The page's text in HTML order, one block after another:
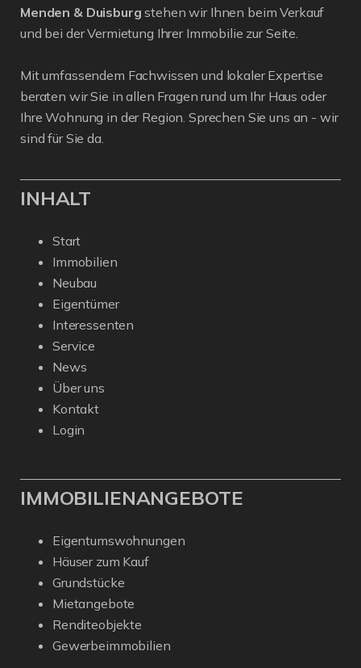
Menden & Duisburg stehen wir Ihnen beim Verkauf
und bei der Vermietung Ihrer Immobilie zur Seite.
Mit umfassendem Fachwissen und lokaler Expertise
beraten wir Sie in allen Fragen rund um Ihr Haus oder
Ihre Wohnung in der Region. Sprechen Sie uns an - wir
sind für Sie da.
INHALT
Start
Immobilien
Neubau
Eigentümer
Interessenten
Service
News
Über uns
Kontakt
Login
IMMOBILIENANGEBOTE
Eigentumswohnungen
Häuser zum Kauf
Grundstücke
Mietangebote
Renditeobjekte
Gewerbeimmobilien